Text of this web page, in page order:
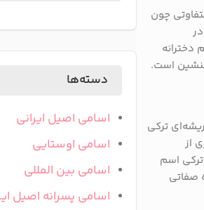
چون
در
دخترانه
است.
ترکی
از
اسم
صفاتی
دسته‌ها
اسامی اصیل ایرانی
اسامی اوستایی
اسامی بین المللی
اسامی پسرانه اصیل